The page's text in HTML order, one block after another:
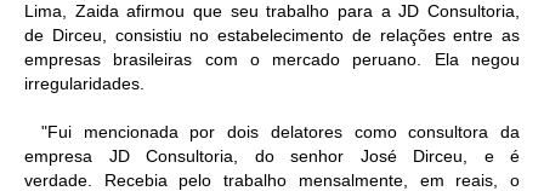
Lima, Zaida afirmou que seu trabalho para a JD Consultoria,
de Dirceu, consistiu no estabelecimento de relações entre as
empresas brasileiras com o mercado peruano. Ela negou
irregularidades.
"Fui mencionada por dois delatores como consultora da
empresa JD Consultoria, do senhor José Dirceu, e é
verdade. Recebia pelo trabalho mensalmente, em reais, o